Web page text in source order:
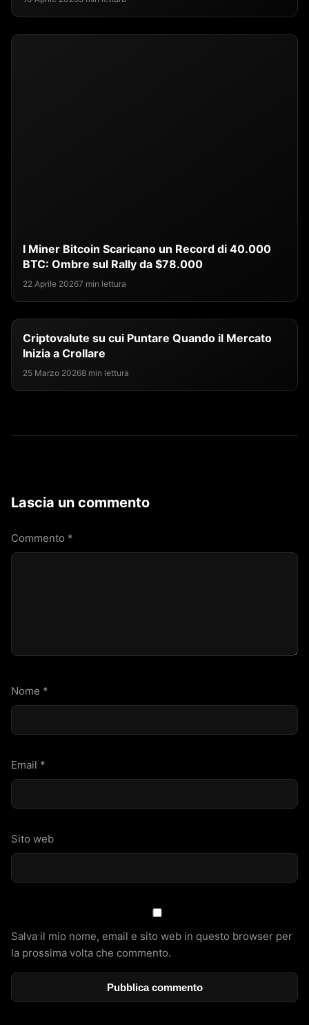
I Miner Bitcoin Scaricano un Record di 40.000
BTC: Ombre sul Rally da $78.000
22 Aprile 20267 min lettura
Criptovalute su cui Puntare Quando il Mercato
Inizia a Crollare
25 Marzo 20268 min lettura
Lascia un commento
Commento *
Nome *
Email *
Sito web
Salva il mio nome, email e sito web in questo browser per
la prossima volta che commento.